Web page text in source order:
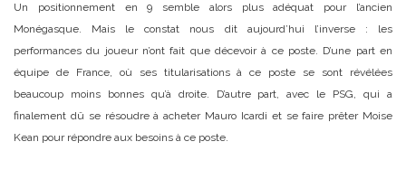
Un positionnement en 9 semble alors plus adéquat pour l’ancien
Monégasque. Mais le constat nous dit aujourd’hui l’inverse : les
performances du joueur n’ont fait que décevoir à ce poste. D’une part en
équipe de France, où ses titularisations à ce poste se sont révélées
beaucoup moins bonnes qu’à droite. D’autre part, avec le PSG, qui a
finalement dû se résoudre à acheter Mauro Icardi et se faire prêter Moise
Kean pour répondre aux besoins à ce poste.